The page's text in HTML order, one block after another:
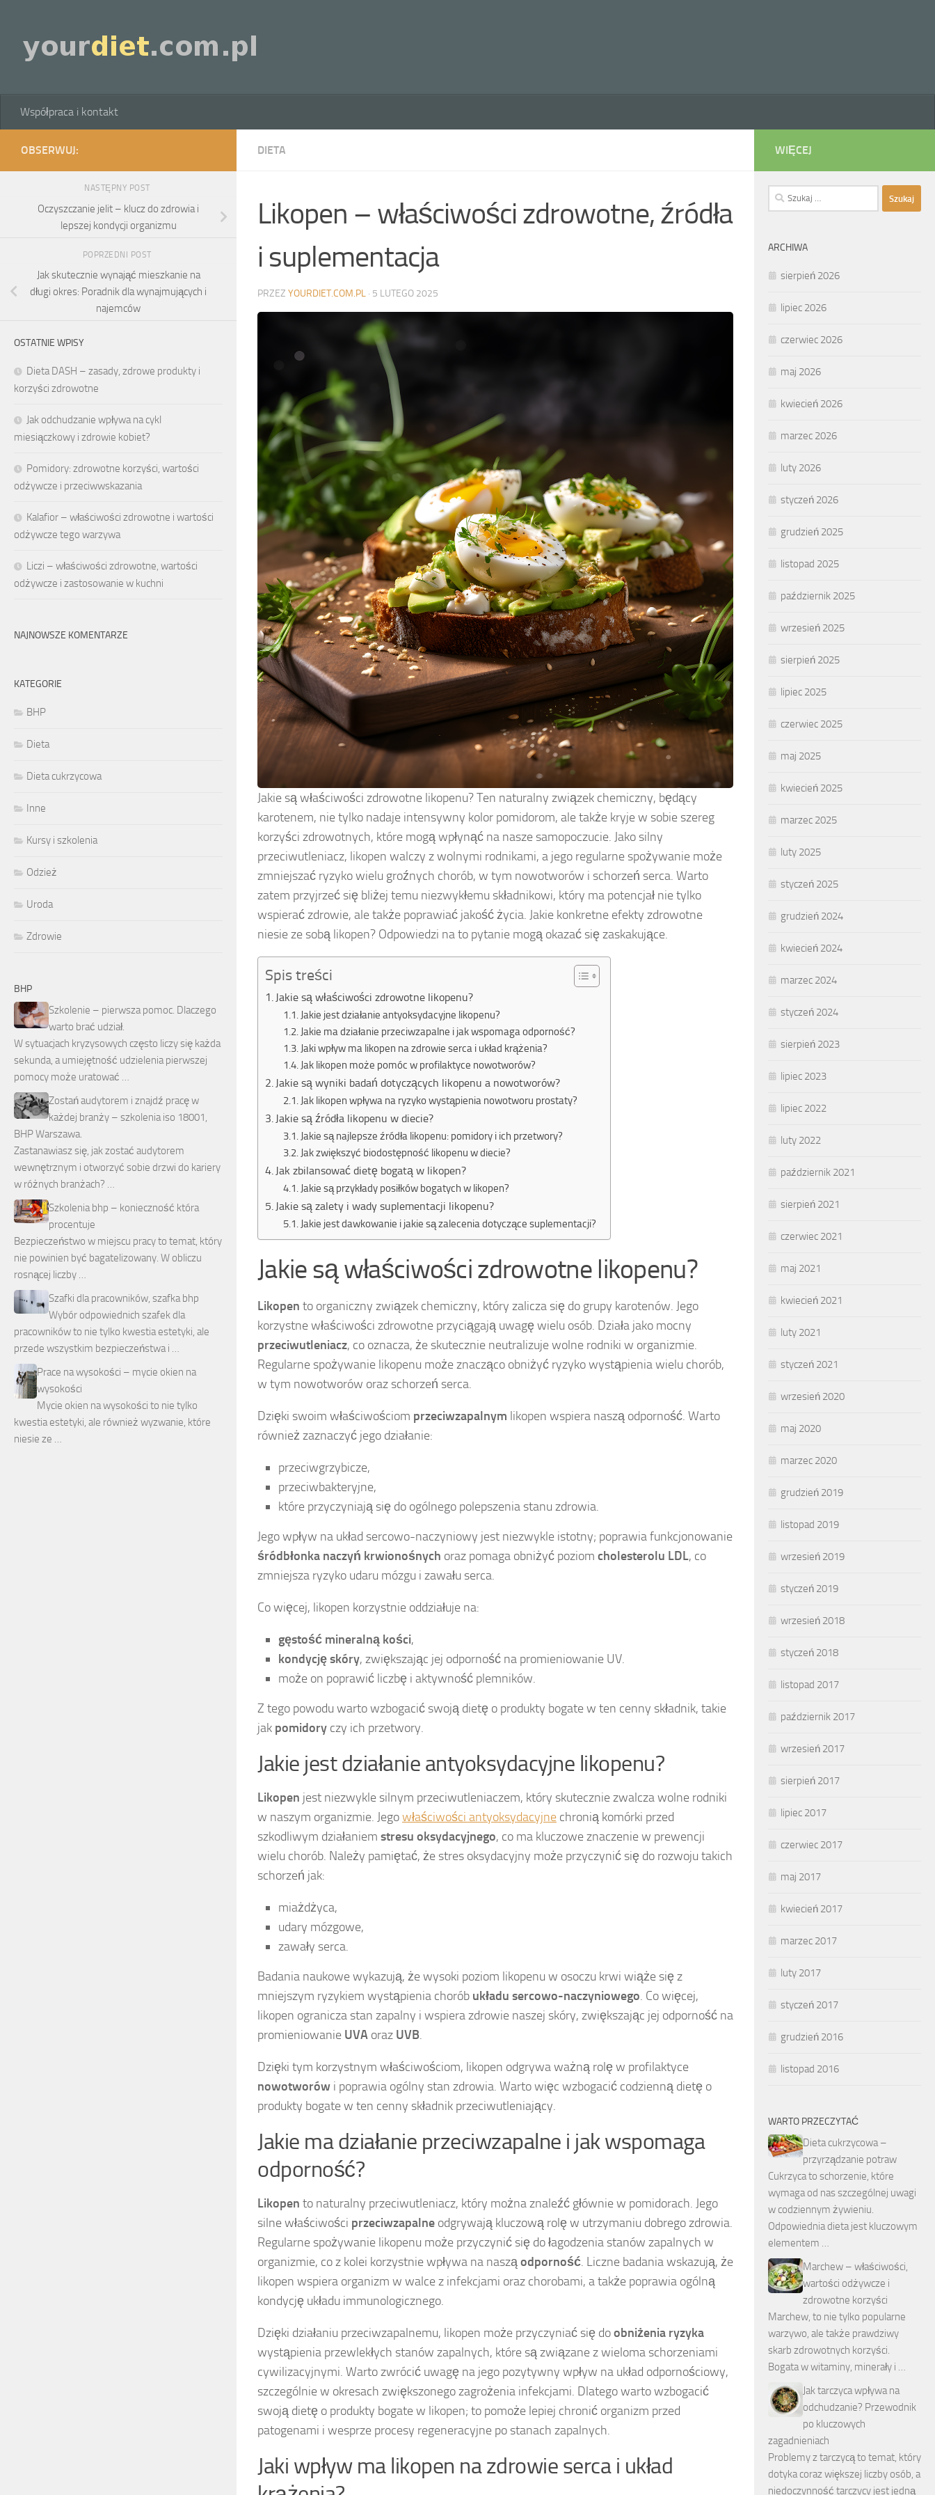
Współpraca i kontakt
DIETA
Likopen – właściwości zdrowotne, źródła
i suplementacja
PRZEZ YOURDIET.COM.PL · 5 LUTEGO 2025
Jakie są właściwości zdrowotne likopenu? Ten naturalny związek chemiczny, będący
karotenem, nie tylko nadaje intensywny kolor pomidorom, ale także kryje w sobie szereg
korzyści zdrowotnych, które mogą wpłynąć na nasze samopoczucie. Jako silny
przeciwutleniacz, likopen walczy z wolnymi rodnikami, a jego regularne spożywanie może
zmniejszać ryzyko wielu groźnych chorób, w tym nowotworów i schorzeń serca. Warto
zatem przyjrzeć się bliżej temu niezwykłemu składnikowi, który ma potencjał nie tylko
wspierać zdrowie, ale także poprawiać jakość życia. Jakie konkretne efekty zdrowotne
niesie ze sobą likopen? Odpowiedzi na to pytanie mogą okazać się zaskakujące.
Spis treści
Jakie są właściwości zdrowotne likopenu?
Jakie jest działanie antyoksydacyjne likopenu?
Jakie ma działanie przeciwzapalne i jak wspomaga odporność?
Jaki wpływ ma likopen na zdrowie serca i układ krążenia?
Jak likopen może pomóc w profilaktyce nowotworów?
Jakie są wyniki badań dotyczących likopenu a nowotworów?
Jak likopen wpływa na ryzyko wystąpienia nowotworu prostaty?
Jakie są źródła likopenu w diecie?
Jakie są najlepsze źródła likopenu: pomidory i ich przetwory?
Jak zwiększyć biodostępność likopenu w diecie?
Jak zbilansować dietę bogatą w likopen?
Jakie są przykłady posiłków bogatych w likopen?
Jakie są zalety i wady suplementacji likopenu?
Jakie jest dawkowanie i jakie są zalecenia dotyczące suplementacji?
Jakie są właściwości zdrowotne likopenu?
Likopen to organiczny związek chemiczny, który zalicza się do grupy karotenów. Jego
korzystne właściwości zdrowotne przyciągają uwagę wielu osób. Działa jako mocny
przeciwutleniacz, co oznacza, że skutecznie neutralizuje wolne rodniki w organizmie.
Regularne spożywanie likopenu może znacząco obniżyć ryzyko wystąpienia wielu chorób,
w tym nowotworów oraz schorzeń serca.
Dzięki swoim właściwościom przeciwzapalnym likopen wspiera naszą odporność. Warto
również zaznaczyć jego działanie:
przeciwgrzybicze,
przeciwbakteryjne,
które przyczyniają się do ogólnego polepszenia stanu zdrowia.
Jego wpływ na układ sercowo-naczyniowy jest niezwykle istotny; poprawia funkcjonowanie
śródbłonka naczyń krwionośnych oraz pomaga obniżyć poziom cholesterolu LDL, co
zmniejsza ryzyko udaru mózgu i zawału serca.
Co więcej, likopen korzystnie oddziałuje na:
gęstość mineralną kości,
kondycję skóry, zwiększając jej odporność na promieniowanie UV.
może on poprawić liczbę i aktywność plemników.
Z tego powodu warto wzbogacić swoją dietę o produkty bogate w ten cenny składnik, takie
jak pomidory czy ich przetwory.
Jakie jest działanie antyoksydacyjne likopenu?
Likopen jest niezwykle silnym przeciwutleniaczem, który skutecznie zwalcza wolne rodniki
w naszym organizmie. Jegowłaściwości antyoksydacyjne chronią komórki przed
szkodliwym działaniem stresu oksydacyjnego, co ma kluczowe znaczenie w prewencji
wielu chorób. Należy pamiętać, że stres oksydacyjny może przyczynić się do rozwoju takich
schorzeń jak:
miażdżyca,
udary mózgowe,
zawały serca.
Badania naukowe wykazują, że wysoki poziom likopenu w osoczu krwi wiąże się z
mniejszym ryzykiem wystąpienia chorób układu sercowo-naczyniowego. Co więcej,
likopen ogranicza stan zapalny i wspiera zdrowie naszej skóry, zwiększając jej odporność na
promieniowanie UVA oraz UVB.
Dzięki tym korzystnym właściwościom, likopen odgrywa ważną rolę w profilaktyce
nowotworów i poprawia ogólny stan zdrowia. Warto więc wzbogacić codzienną dietę o
produkty bogate w ten cenny składnik przeciwutleniający.
Jakie ma działanie przeciwzapalne i jak wspomaga
odporność?
Likopen to naturalny przeciwutleniacz, który można znaleźć głównie w pomidorach. Jego
silne właściwości przeciwzapalne odgrywają kluczową rolę w utrzymaniu dobrego zdrowia.
Regularne spożywanie likopenu może przyczynić się do łagodzenia stanów zapalnych w
organizmie, co z kolei korzystnie wpływa na nasząodporność. Liczne badania wskazują, że
likopen wspiera organizm w walce z infekcjami oraz chorobami, a także poprawia ogólną
kondycję układu immunologicznego.
Dzięki działaniu przeciwzapalnemu, likopen może przyczyniać się doobniżenia ryzyka
wystąpienia przewlekłych stanów zapalnych, które są związane z wieloma schorzeniami
cywilizacyjnymi. Warto zwrócić uwagę na jego pozytywny wpływ na układ odpornościowy,
szczególnie w okresach zwiększonego zagrożenia infekcjami. Dlatego warto wzbogacić
swoją dietę o produkty bogate w likopen; to pomoże lepiej chronić organizm przed
patogenami i wesprze procesy regeneracyjne po stanach zapalnych.
Jaki wpływ ma likopen na zdrowie serca i układ
OBSERWUJ:
NASTĘPNY POST
Oczyszczanie jelit – klucz do zdrowia i
lepszej kondycji organizmu
POPRZEDNI POST
Jak skutecznie wynająć mieszkanie na
długi okres: Poradnik dla wynajmujących i
najemców
OSTATNIE WPISY
Dieta DASH – zasady, zdrowe produkty i
korzyści zdrowotne
Jak odchudzanie wpływa na cykl
miesiączkowy i zdrowie kobiet?
Pomidory: zdrowotne korzyści, wartości
odżywcze i przeciwwskazania
Kalafior – właściwości zdrowotne i wartości
odżywcze tego warzywa
Liczi – właściwości zdrowotne, wartości
odżywcze i zastosowanie w kuchni
NAJNOWSZE KOMENTARZE
KATEGORIE
BHP
Dieta
Dieta cukrzycowa
Inne
Kursy i szkolenia
Odzież
Uroda
Zdrowie
BHP
Szkolenie – pierwsza pomoc. Dlaczego
warto brać udział.
W sytuacjach kryzysowych często liczy się każda
sekunda, a umiejętność udzielenia pierwszej
pomocy może uratować …
Zostań audytorem i znajdź pracę w
każdej branży – szkolenia iso 18001,
BHP Warszawa.
Zastanawiasz się, jak zostać audytorem
wewnętrznym i otworzyć sobie drzwi do kariery
w różnych branżach? …
Szkolenia bhp – konieczność która
procentuje
Bezpieczeństwo w miejscu pracy to temat, który
nie powinien być bagatelizowany. W obliczu
rosnącej liczby …
Szafki dla pracowników, szafka bhp
Wybór odpowiednich szafek dla
pracowników to nie tylko kwestia estetyki, ale
przede wszystkim bezpieczeństwa i …
Prace na wysokości – mycie okien na
wysokości
Mycie okien na wysokości to nie tylko
kwestia estetyki, ale również wyzwanie, które
niesie ze …
WIĘCEJ
Szukaj:
ARCHIWA
sierpień 2026
lipiec 2026
czerwiec 2026
maj 2026
kwiecień 2026
marzec 2026
luty 2026
styczeń 2026
grudzień 2025
listopad 2025
październik 2025
wrzesień 2025
sierpień 2025
lipiec 2025
czerwiec 2025
maj 2025
kwiecień 2025
marzec 2025
luty 2025
styczeń 2025
grudzień 2024
kwiecień 2024
marzec 2024
styczeń 2024
sierpień 2023
lipiec 2023
lipiec 2022
luty 2022
październik 2021
sierpień 2021
czerwiec 2021
maj 2021
kwiecień 2021
luty 2021
styczeń 2021
wrzesień 2020
maj 2020
marzec 2020
grudzień 2019
listopad 2019
wrzesień 2019
styczeń 2019
wrzesień 2018
styczeń 2018
listopad 2017
październik 2017
wrzesień 2017
sierpień 2017
lipiec 2017
czerwiec 2017
maj 2017
kwiecień 2017
marzec 2017
luty 2017
styczeń 2017
grudzień 2016
listopad 2016
WARTO PRZECZYTAĆ
Dieta cukrzycowa –
przyrządzanie potraw
Cukrzyca to schorzenie, które
wymaga od nas szczególnej uwagi
w codziennym żywieniu.
Odpowiednia dieta jest kluczowym
elementem …
Marchew – właściwości,
wartości odżywcze i
zdrowotne korzyści
Marchew, to nie tylko popularne
warzywo, ale także prawdziwy
skarb zdrowotnych korzyści.
Bogata w witaminy, minerały i …
Jak tarczyca wpływa na
odchudzanie? Przewodnik
po kluczowych
zagadnieniach
Problemy z tarczycą to temat, który
dotyka coraz większej liczby osób, a
niedoczynność tarczycy jest jedną